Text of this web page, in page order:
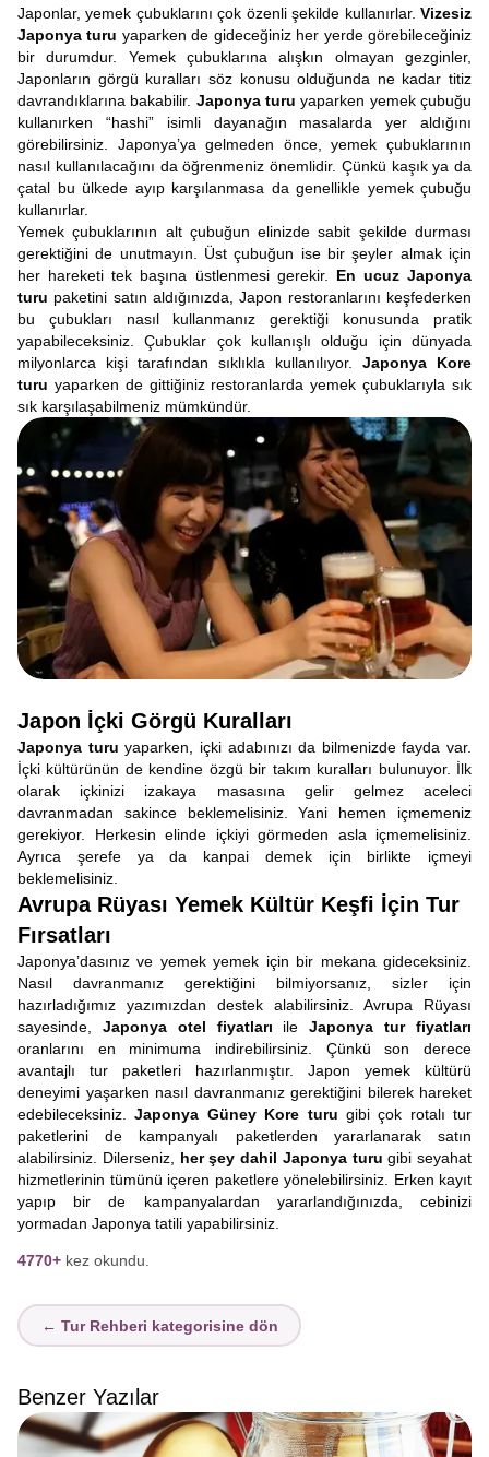
Japonlar, yemek çubuklarını çok özenli şekilde kullanırlar. Vizesiz
Japonya turu yaparken de gideceğiniz her yerde görebileceğiniz
bir durumdur. Yemek çubuklarına alışkın olmayan gezginler,
Japonların görgü kuralları söz konusu olduğunda ne kadar titiz
davrandıklarına bakabilir. Japonya turuyaparken yemek çubuğu
kullanırken “hashi” isimli dayanağın masalarda yer aldığını
görebilirsiniz. Japonya’ya gelmeden önce, yemek çubuklarının
nasıl kullanılacağını da öğrenmeniz önemlidir. Çünkü kaşık ya da
çatal bu ülkede ayıp karşılanmasa da genellikle yemek çubuğu
kullanırlar.
Yemek çubuklarının alt çubuğun elinizde sabit şekilde durması
gerektiğini de unutmayın. Üst çubuğun ise bir şeyler almak için
her hareketi tek başına üstlenmesi gerekir. En ucuz Japonya
turu paketini satın aldığınızda, Japon restoranlarını keşfederken
bu çubukları nasıl kullanmanız gerektiği konusunda pratik
yapabileceksiniz. Çubuklar çok kullanışlı olduğu için dünyada
milyonlarca kişi tarafından sıklıkla kullanılıyor. Japonya Kore
turu yaparken de gittiğiniz restoranlarda yemek çubuklarıyla sık
sık karşılaşabilmeniz mümkündür.
Japon İçki Görgü Kuralları
Japonya turuyaparken, içki adabınızı da bilmenizde fayda var.
İçki kültürünün de kendine özgü bir takım kuralları bulunuyor. İlk
olarak içkinizi izakaya masasına gelir gelmez aceleci
davranmadan sakince beklemelisiniz. Yani hemen içmemeniz
gerekiyor. Herkesin elinde içkiyi görmeden asla içmemelisiniz.
Ayrıca şerefe ya da kanpai demek için birlikte içmeyi
beklemelisiniz.
Avrupa Rüyası Yemek Kültür Keşfi İçin Tur
Fırsatları
Japonya’dasınız ve yemek yemek için bir mekana gideceksiniz.
Nasıl davranmanız gerektiğini bilmiyorsanız, sizler için
hazırladığımız yazımızdan destek alabilirsiniz. Avrupa Rüyası
sayesinde, Japonya otel fiyatları ileJaponya tur fiyatları
oranlarını en minimuma indirebilirsiniz. Çünkü son derece
avantajlı tur paketleri hazırlanmıştır. Japon yemek kültürü
deneyimi yaşarken nasıl davranmanız gerektiğini bilerek hareket
edebileceksiniz.Japonya Güney Kore turu gibi çok rotalı tur
paketlerini de kampanyalı paketlerden yararlanarak satın
alabilirsiniz. Dilerseniz, her şey dahil Japonya turugibi seyahat
hizmetlerinin tümünü içeren paketlere yönelebilirsiniz. Erken kayıt
yapıp bir de kampanyalardan yararlandığınızda, cebinizi
yormadan Japonya tatili yapabilirsiniz.
4770+ kez okundu.
← Tur Rehberi kategorisine dön
Benzer Yazılar